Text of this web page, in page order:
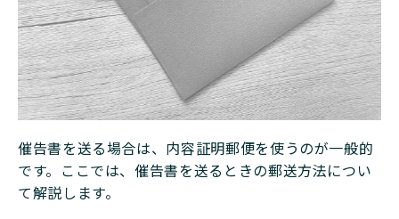
催告書を送る場合は、内容証明郵便を使うのが一般的
です。ここでは、催告書を送るときの郵送方法につい
て解説します。